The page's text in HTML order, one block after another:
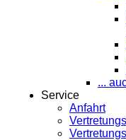
...
Service
Anfahrt